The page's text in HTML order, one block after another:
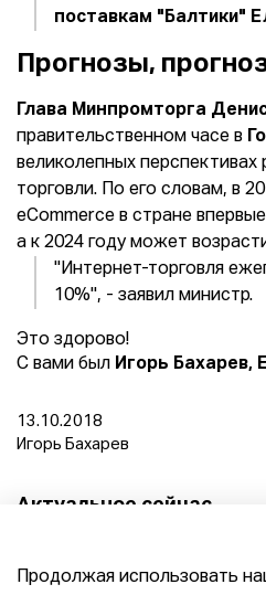
поставкам "Балтики"
Прогнозы,
Глава Минпромторга
правительственном часе в
великолепных
торговли. По его словам, в
eCommerce в стране
а к 2024 году может
"Интернет-торговля
10%", - заявил министр.
Это здорово!
С вами был Игорь Бахарев,
13.10.2018
Игорь Бахарев
Актуальное сейчас
Владельцы ПВЗ Wildberries
на продажу
Продолжая использовать